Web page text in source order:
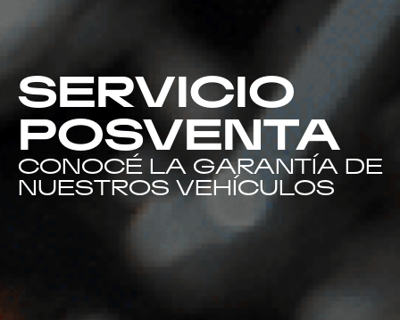
SERVICIO
POSVENTA
CONOCÉ LA GARANTÍA DE
NUESTROS VEHÍCULOS